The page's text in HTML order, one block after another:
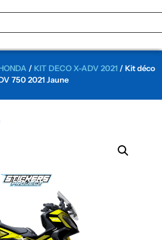
/ KIT DECO X-ADV 2021 / Kit déco
750 2021 Jaune